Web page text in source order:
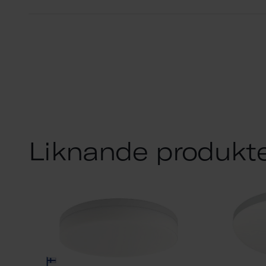
Liknande